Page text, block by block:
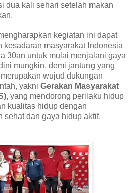
dua kali sehari setelah makan
kegiatan ini dapat
kesadaran masyarakat Indonesia
30an untuk mulai menjalani gaya
mungkin, demi jantung yang
wujud dukungan
yakni Gerakan Masyarakat
yang mendorong perilaku hidup
kualitas hidup dengan
sehat dan gaya hidup aktif.